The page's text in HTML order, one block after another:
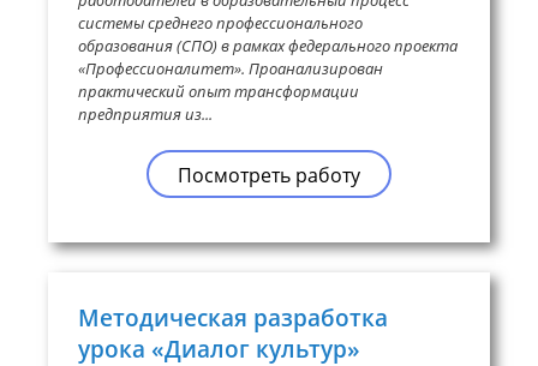
системы среднего профессионального
образования (СПО) в рамках федерального проекта
«Профессионалитет». Проанализирован
практический опыт трансформации
предприятия из...
Посмотреть работу
Методическая разработка
урока «Диалог культур»